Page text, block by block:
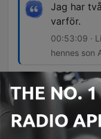
Jag har
varför.
00:53:09 ·
hennes son
Episodes
231 Dok: